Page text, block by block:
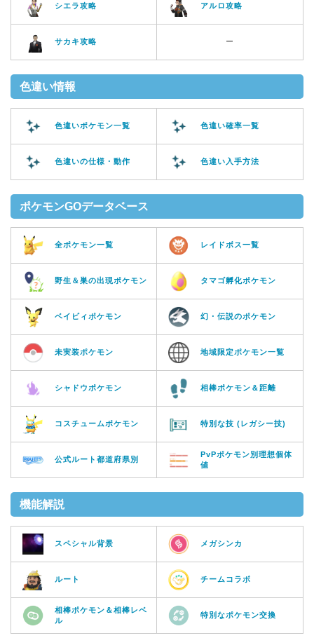
シエラ攻略 アルロ攻略
サカキ攻略 ー
色違い情報
色違いポケモン一覧 色違い確率一覧
色違いの仕様・動作 色違い入手方法
ポケモンGOデータベース
全ポケモン一覧 レイドボス一覧
野生＆巣の出現ポケモン タマゴ孵化ポケモン
ベイビィポケモン 幻・伝説のポケモン
未実装ポケモン 地域限定ポケモン一覧
シャドウポケモン 相棒ポケモン＆距離
コスチュームポケモン 特別な技 (レガシー技)
公式ルート都道府県別
PvPポケモン別理想個体
値
機能解説
スペシャル背景 メガシンカ
ルート チームコラボ
相棒ポケモン＆相棒レベ
ル
特別なポケモン交換